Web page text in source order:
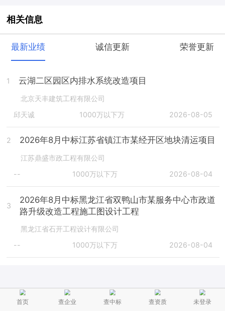
相关信息
最新业绩 诚信更新 荣誉更新
1 云湖二区园区内排水系统改造项目
北京天丰建筑工程有限公司
邱天诚
1000万以下万 2026-08-05
2 2026年8月中标江苏省镇江市某经开区地块清运项目
江苏鼎盛市政工程有限公司
--
1000万以下万 2026-08-04
3
2026年8月中标黑龙江省双鸭山市某服务中心市政道
路升级改造工程施工图设计工程
黑龙江省石开工程设计有限公司
--
1000万以下万 2026-08-04
首页 查企业 查中标 查资质 未登录